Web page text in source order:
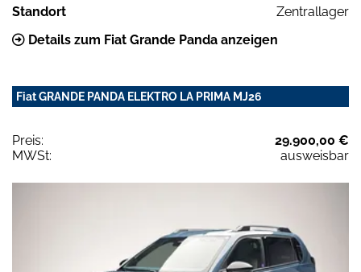
Standort
Zentrallager
Details zum Fiat Grande Panda anzeigen
Fiat GRANDE PANDA ELEKTRO LA PRIMA MJ26
Preis:
29.900,00 €
MWSt:
ausweisbar